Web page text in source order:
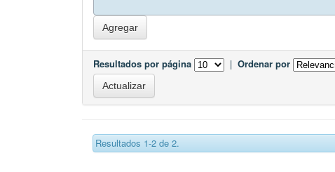
Resultados por página | Ordenar por
Resultados 1-2 de 2.